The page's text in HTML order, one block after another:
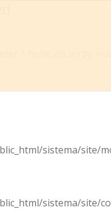
1 to be an array, null
sistema/site/
sistema/site/